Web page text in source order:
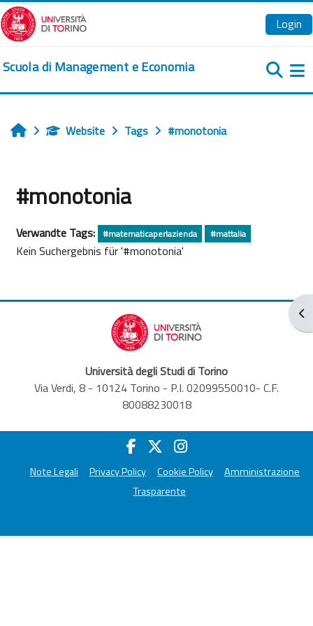
Zum Hauptinhalt
Login
Scuola di Management e Economia
Startseite
Website Tags #monotonia
#monotonia
Verwandte Tags: #matematicaperlazienda #mattalia
Kein Suchergebnis für '#monotonia'
Università degli Studi di Torino
Via Verdi, 8 - 10124 Torino - P.I. 02099550010- C.F.
80088230018
Note Legali Privacy Policy Cookie Policy
Amministrazione
Trasparente